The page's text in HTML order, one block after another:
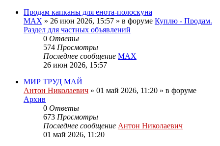
Продам капканы для енота-полоскуна
MAX » 26 июн 2026, 15:57 » в форуме Куплю - Продам.
Раздел для частных объявлений
0 Ответы
574 Просмотры
Последнее сообщение MAX
26 июн 2026, 15:57
МИР ТРУД МАЙ
Антон Николаевич » 01 май 2026, 11:20 » в форуме
Архив
0 Ответы
673 Просмотры
Последнее сообщение Антон Николаевич
01 май 2026, 11:20